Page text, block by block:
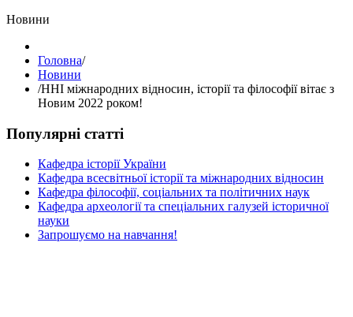
Hовини
Головна/
Hовини
/ННІ міжнародних відносин, історії та філософії вітає з
Новим 2022 роком!
Популярні статті
Кафедра історії України
Кафедра всесвітньої історії та міжнародних відносин
Кафедра філософії, соціальних та політичних наук
Кафедра археології та спеціальних галузей історичної
науки
Запрошуємо на навчання!